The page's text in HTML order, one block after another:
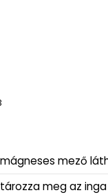
mező
meg az